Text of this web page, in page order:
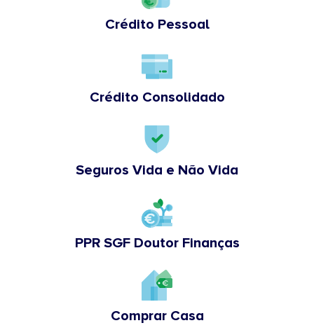
Crédito Pessoal
Crédito Consolidado
Seguros Vida e Não Vida
PPR SGF Doutor Finanças
Comprar Casa